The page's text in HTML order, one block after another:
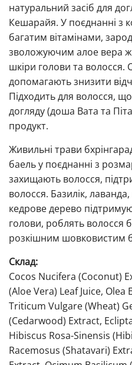
натуральний засіб для
Кешарайя. У поєднанні з
багатим вітамінами,
зволожуючим алое вера
шкіри голови та волосся.
допомагають знизити
Підходить для волосся,
догляду (доша Вата та
продукт.
Живильні трави
баель у поєднанні з
захищають волосся,
волосся. Базилік,
кедрове дерево
голови, роблять волосся
розкішним шовковистим
Склад:
Cocos Nucifera (Coconut)
(Aloe Vera) Leaf Juice, Olea
Triticum Vulgare (Wheat)
(Cedarwood) Extract,
Hibiscus Rosa-Sinensis
Racemosus (Shatavari)